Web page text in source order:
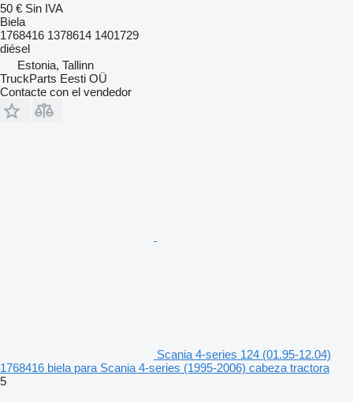
50 € Sin IVA
Biela
1768416 1378614 1401729
diésel
Estonia, Tallinn
TruckParts Eesti OÜ
Contacte con el vendedor
Scania 4-series 124 (01.95-12.04)
1768416 biela para Scania 4-series (1995-2006) cabeza tractora
5